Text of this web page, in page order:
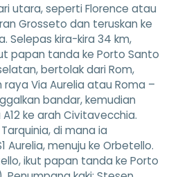
utara, seperti Florence atau
Grosseto dan teruskan ke
Selepas kira-kira 34 km,
papan tanda ke Porto Santo
bertolak dari Rom,
Via Aurelia atau Roma –
bandar, kemudian
ke arah Civitavecchia.
di mana ia
Aurelia, menuju ke Orbetello.
ikut papan tanda ke Porto